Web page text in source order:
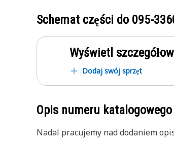
Schemat części do 095-
Wyświetl
Dodaj swój sprzęt
Opis numeru katalogowego
Nadal pracujemy nad dodaniem